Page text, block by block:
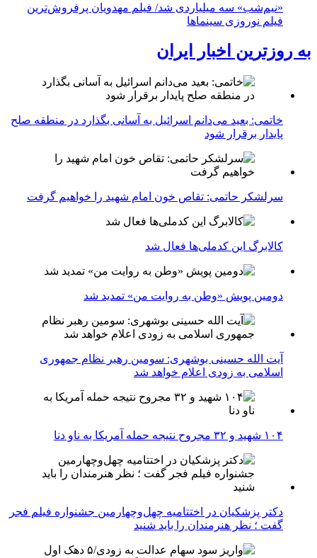
«نیم‌شب» سه میلیاردی شد/ فیلم مهدویان پرفروش‌ترین
فیلم نوروزی سینماها
به روزترین اخبار ایران
خاتمی: بعید می‌دانم اسرائیل به آسانی بگذارد در منطقه صلح
پایدار برقرار شود
سرلشکر حاتمی: تقاص خون امام شهید را خواهیم گرفت
کالابرگ این کدملی‌ها فعال شد
دومین پویش «وطن به روایت من» تمدید شد
آیت الله حسینی بوشهری: سومین رهبر نظام جمهوری
اسلامی به زودی اعلام خواهد شد
۱۰۴ شهید و ۳۲ مجروح نتیجه حمله آمریکا به ناو دنا
دکتر پزشکیان در اختتامیه چهل‌وچهارمین جشنواره فیلم فجر
گفت ؛ نظر هنرمندان را باید شنید